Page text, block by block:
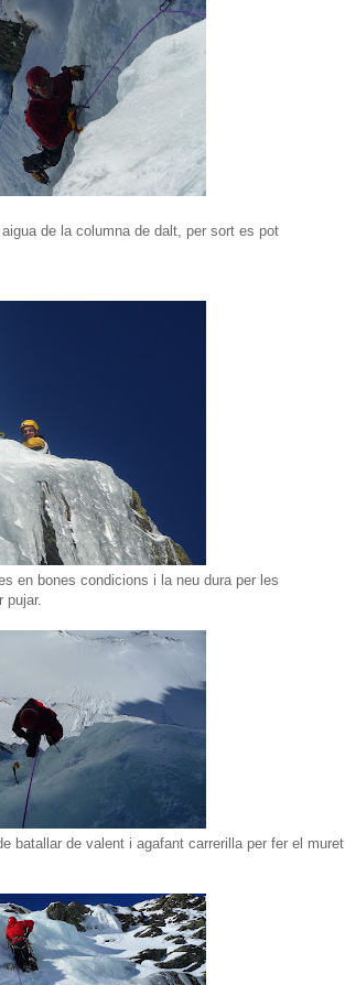
de la columna de dalt, per sort es pot
en bones condicions i la neu dura per les
pujar.
batallar de valent i agafant carrerilla per fer el muret